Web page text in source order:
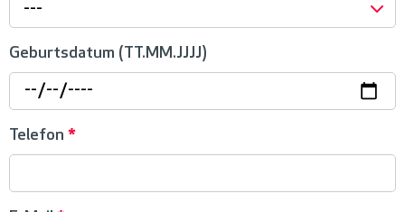
---
Geburtsdatum (TT.MM.JJJJ)
Telefon *